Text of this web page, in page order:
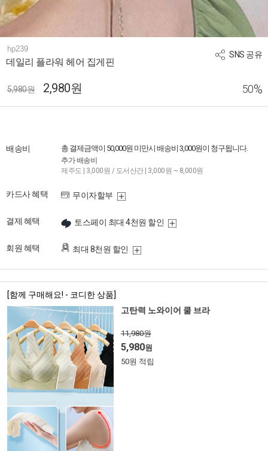
SNS 공유
hp239
데일리 플라워 헤어 집게핀
5,980원 2,980원 50%
배송비 총 결제금액이 50,000원 미만시 배송비 3,000원이 청구됩니다.
추가 배송비
제주도 | 3,000원 / 도서산간 | 3,000원 ~ 8,000원
카드사 혜택 무이자할부
결제 혜택 토스페이 최대 4천원 할인
회원 혜택 최대 8천원 할인
[함께 구매해요! - 코디한 상품]
고탄력 노와이어 쿨 브라
11,980원
5,980원
50원 적립